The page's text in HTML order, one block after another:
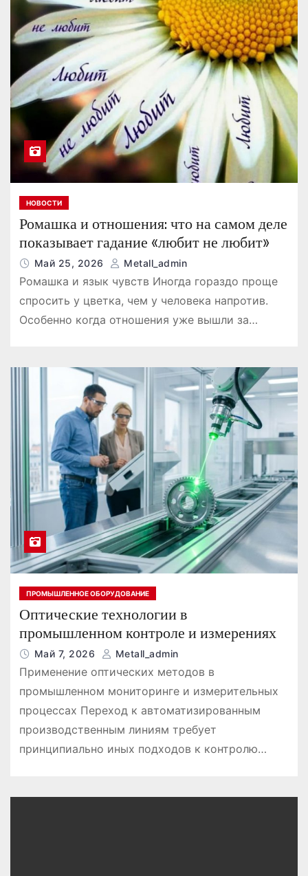
НОВОСТИ
Ромашка и отношения: что на самом деле
показывает гадание «любит не любит»
Май 25, 2026 Metall_admin
Ромашка и язык чувств Иногда гораздо проще
спросить у цветка, чем у человека напротив.
Особенно когда отношения уже вышли за…
ПРОМЫШЛЕННОЕ ОБОРУДОВАНИЕ
Оптические технологии в
промышленном контроле и измерениях
Май 7, 2026 Metall_admin
Применение оптических методов в
промышленном мониторинге и измерительных
процессах Переход к автоматизированным
производственным линиям требует
принципиально иных подходов к контролю…